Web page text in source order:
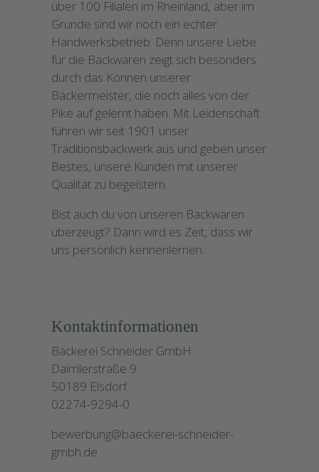
über 100 Filialen im Rheinland, aber im
Grunde sind wir noch ein echter
Handwerksbetrieb. Denn unsere Liebe
für die Backwaren zeigt sich besonders
durch das Können unserer
Bäckermeister, die noch alles von der
Pike auf gelernt haben. Mit Leidenschaft
führen wir seit 1901 unser
Traditionsbackwerk aus und geben unser
Bestes, unsere Kunden mit unserer
Qualität zu begeistern.
Bist auch du von unseren Backwaren
überzeugt? Dann wird es Zeit, dass wir
uns persönlich kennenlernen.
Kontaktinformationen
Bäckerei Schneider GmbH
Daimlerstraße 9
50189 Elsdorf
02274-9294-0
bewerbung@baeckerei-schneider-
gmbh.de